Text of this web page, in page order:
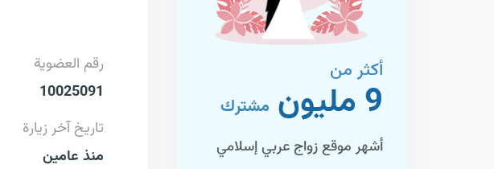
أكثر من
9 مليون مشترك
أشهر موقع زواج عربي إسلامي
رقم العضوية
10025091
تاريخ آخر زيارة
منذ عامين